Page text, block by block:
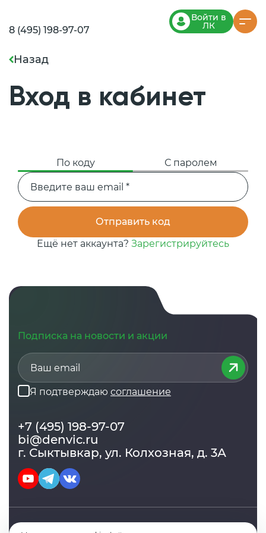
8 (495) 198-97-07
Войти в
ЛК
Назад
Вход в кабинет
По коду С паролем
Отправить код
Ещё нет аккаунта? Зарегистрируйтесь
Подписка на новости и акции
Я подтверждаю соглашение
+7 (495) 198-97-07
bi@denvic.ru
г. Сыктывкар, ул. Колхозная, д. 3А